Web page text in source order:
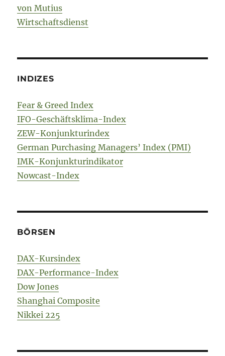
von Mutius
Wirtschaftsdienst
INDIZES
Fear & Greed Index
IFO-Geschäftsklima-Index
ZEW-Konjunkturindex
German Purchasing Managers’ Index (PMI)
IMK-Konjunkturindikator
Nowcast-Index
BÖRSEN
DAX-Kursindex
DAX-Performance-Index
Dow Jones
Shanghai Composite
Nikkei 225